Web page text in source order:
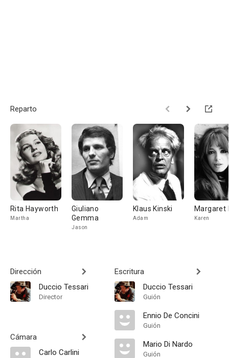
Reparto
Rita Hayworth
Martha
Giuliano
Gemma
Jason
Klaus Kinski
Adam
Margaret
Karen
Dirección
Duccio Tessari
Director
Cámara
Carlo Carlini
Escritura
Duccio Tessari
Guión
Ennio De Concini
Guión
Mario Di Nardo
Guión